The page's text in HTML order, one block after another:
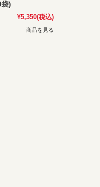
袋)
¥5,350(税込)
商品を見る